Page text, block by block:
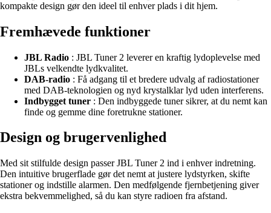
kompakte design gør den ideel til enhver plads i dit hjem.
Fremhævede funktioner
JBL Radio : JBL Tuner 2 leverer en kraftig lydoplevelse med
JBLs velkendte lydkvalitet.
DAB-radio : Få adgang til et bredere udvalg af radiostationer
med DAB-teknologien og nyd krystalklar lyd uden interferens.
Indbygget tuner : Den indbyggede tuner sikrer, at du nemt kan
finde og gemme dine foretrukne stationer.
Design og brugervenlighed
Med sit stilfulde design passer JBL Tuner 2 ind i enhver indretning.
Den intuitive brugerflade gør det nemt at justere lydstyrken, skifte
stationer og indstille alarmen. Den medfølgende fjernbetjening giver
ekstra bekvemmelighed, så du kan styre radioen fra afstand.